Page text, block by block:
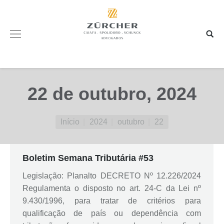
22 de outubro, 2024
Início 2024 outubro 22
Boletim Semana Tributária #53
Legislação: Planalto DECRETO Nº 12.226/2024
Regulamenta o disposto no art. 24-C da Lei nº
9.430/1996, para tratar de critérios para
qualificação de país ou dependência com